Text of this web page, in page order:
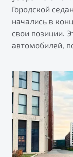
Городской
начались в
свои позиции.
автомобилей,